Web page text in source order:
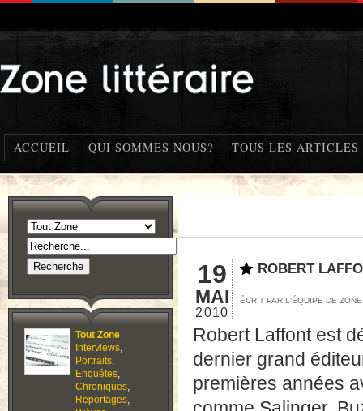
ACCUEIL QUI SOMMES NOUS? TOUS LES ARTICLES
Tout Zone
Interviews,
Portraits,
Enquêtes,
Chroniques,
Reportages,
19
MAI
2010
ROBERT
ÉCRIT PAR L'ÉQUIPE DE
Robert Laffont est
dernier grand
premières années